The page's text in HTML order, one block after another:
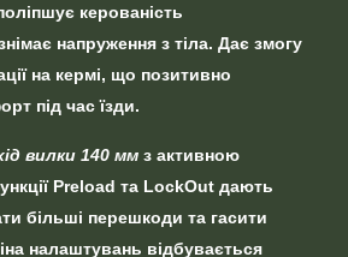
керованість
напруження з тіла. Дає змогу
на кермі, що позитивно
під час їзди.
вилки 140 мм з активною
Preload та LockOut дають
більші перешкоди та гасити
налаштувань відбувається